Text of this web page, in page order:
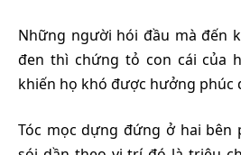
Những người hói đầu mà đến
đen thì chứng tỏ con cái của
khiến họ khó được hưởng phúc
Tóc mọc dựng đứng ở hai bên